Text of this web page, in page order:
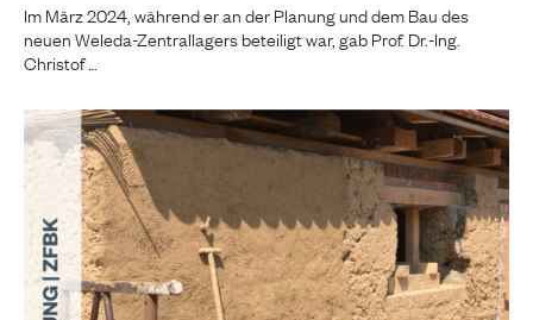
Im März 2024, während er an der Planung und dem Bau des
neuen Weleda-Zentrallagers beteiligt war, gab Prof. Dr.-Ing.
Christof …